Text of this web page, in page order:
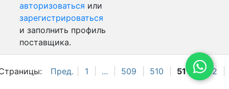
Пред. 1 ... 509 510 511 512
авторизоваться или
зарегистрироваться
и заполнить профиль
поставщика.